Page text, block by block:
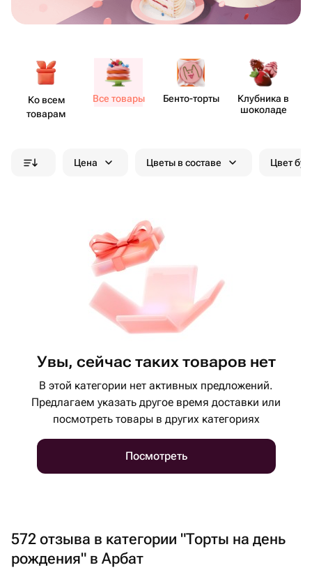
Ко всем
товарам
Все товары Бенто​-торты
Клубника в
шоколаде
Цена Цветы в составе Цвет
Увы, сейчас таких товаров нет
В этой категории нет активных предложений.
Предлагаем указать другое время доставки или
посмотреть товары в других категориях
Посмотреть
572 отзыва в категории "Торты на день
рождения" в Арбат